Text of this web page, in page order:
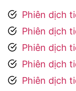
Phiên dịch
Phiên dịch
Phiên dịch
Phiên dịch
Phiên dịch